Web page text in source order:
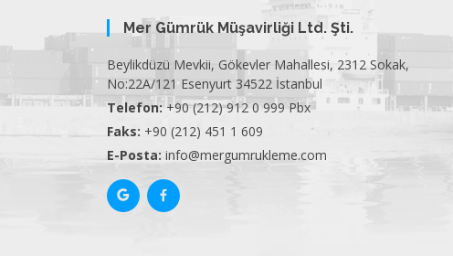
Mer Gümrük Müşavirliği Ltd. Şti.
Beylikdüzü Mevkii, Gökevler Mahallesi, 2312 Sokak,
No:22A/121 Esenyurt 34522 İstanbul
Telefon: +90 (212) 912 0 999 Pbx
Faks: +90 (212) 451 1 609
E-Posta: info@mergumrukleme.com